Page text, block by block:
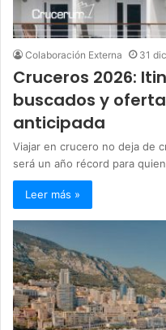
Colaboración Externa 31
Cruceros 2026:
buscados y
anticipada
Viajar en crucero no deja de
será un año récord para
Leer más »